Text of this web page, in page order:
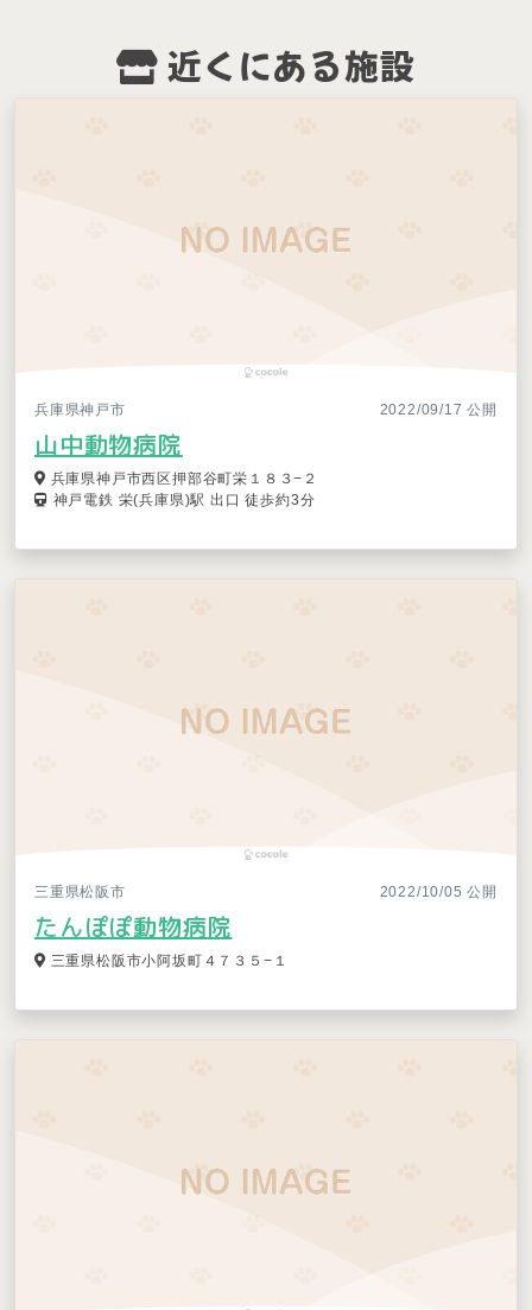
近くにある施設
兵庫県神戸市 2022/09/17 公開
山中動物病院
兵庫県神戸市西区押部谷町栄１８３−２
神戸電鉄 栄(兵庫県)駅 出口 徒歩約3分
三重県松阪市 2022/10/05 公開
たんぽぽ動物病院
三重県松阪市小阿坂町４７３５−１